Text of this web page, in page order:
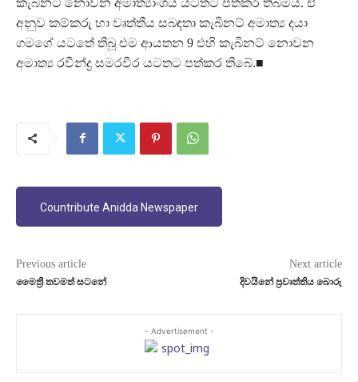
අනුව කම්කරු හා වෘත්තීය සබඳතා කැබිනට් අමාත්‍ය දයා
ගමගේ යටතේ තිබූ එම ආයතන 9 එහි කැබිනට් නොවන
අමාත්‍ය රවීන්ද්‍ර සමරවීර යටතට පත්කර තිබේ.■
Countribute Anidda Newspaper
Previous article
මෛත්‍රී තවමත් සටනේ
Next article
දිවයිනේ ප්‍රවෘත්තිය බොරු
- Advertisement -